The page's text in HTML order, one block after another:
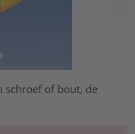
schroef of bout, de